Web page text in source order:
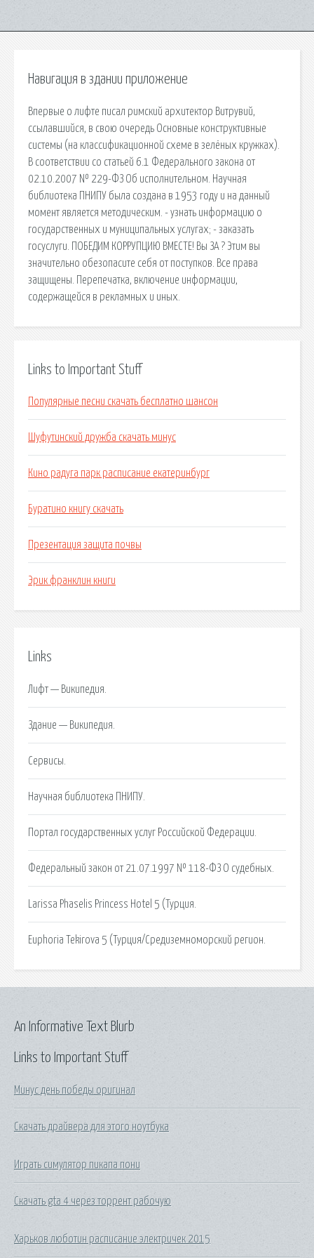
Навигация в здании приложение
Впервые о лифте писал римский архитектор Витрувий,
ссылавшийся, в свою очередь Основные конструктивные
системы (на классификационной схеме в зелёных кружках).
В соответствии со статьей 6.1 Федерального закона от
02.10.2007 № 229-ФЗ Об исполнительном. Научная
библиотека ПНИПУ была создана в 1953 году и на данный
момент является методическим. - узнать информацию о
государственных и муниципальных услугах; - заказать
госуслуги. ПОБЕДИМ КОРРУПЦИЮ ВМЕСТЕ! Вы ЗА ? Этим вы
значительно обезопасите себя от поступков. Все права
защищены. Перепечатка, включение информации,
содержащейся в рекламных и иных.
Links to Important Stuff
Популярные песни скачать бесплатно шансон
Шуфутинский дружба скачать минус
Кино радуга парк расписание екатеринбург
Буратино книгу скачать
Презентация защита почвы
Эрик франклин книги
Links
Лифт — Википедия.
Здание — Википедия.
Сервисы.
Научная библиотека ПНИПУ.
Портал государственных услуг Российской Федерации.
Федеральный закон от 21.07.1997 № 118-ФЗ О судебных.
Larissa Phaselis Princess Hotel 5 (Турция.
Euphoria Tekirova 5 (Турция/Средиземноморский регион.
Links to Important Stuff
Минус день победы оригинал
Скачать драйвера для этого ноутбука
Играть симулятор пикапа пони
Скачать gta 4 через торрент рабочую
Харьков люботин расписание электричек 2015
An Informative Text Blurb